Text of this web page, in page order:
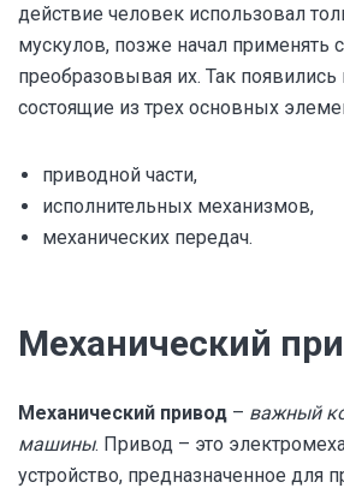
действие человек использовал
мускулов, позже начал применять
преобразовывая их. Так
состоящие из трех основных
приводной части,
исполнительных механизмов,
механических передач.
Механический
Механический привод – важный
машины. Привод – это
устройство, предназначенное для